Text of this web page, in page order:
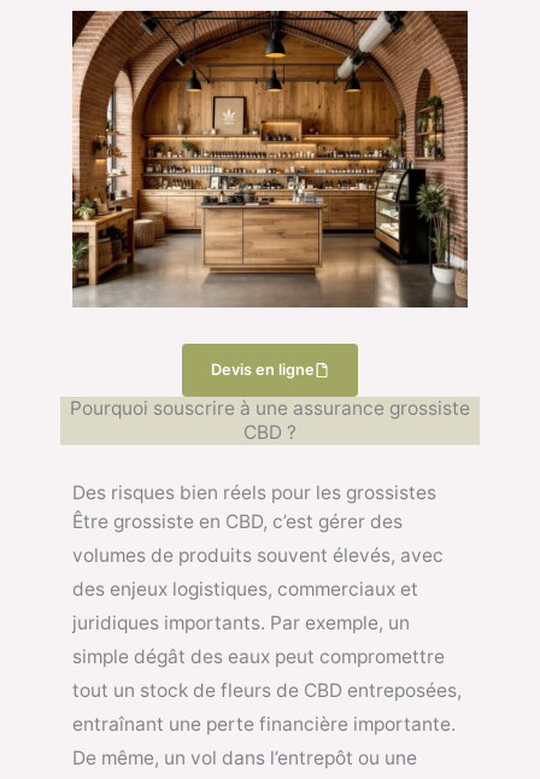
Devis en ligne
Pourquoi souscrire à une assurance grossiste
CBD ?
Des risques bien réels pour les grossistes
Être grossiste en CBD, c’est gérer des
volumes de produits souvent élevés, avec
des enjeux logistiques, commerciaux et
juridiques importants. Par exemple, un
simple dégât des eaux peut compromettre
tout un stock de fleurs de CBD entreposées,
entraînant une perte financière importante.
De même, un vol dans l’entrepôt ou une